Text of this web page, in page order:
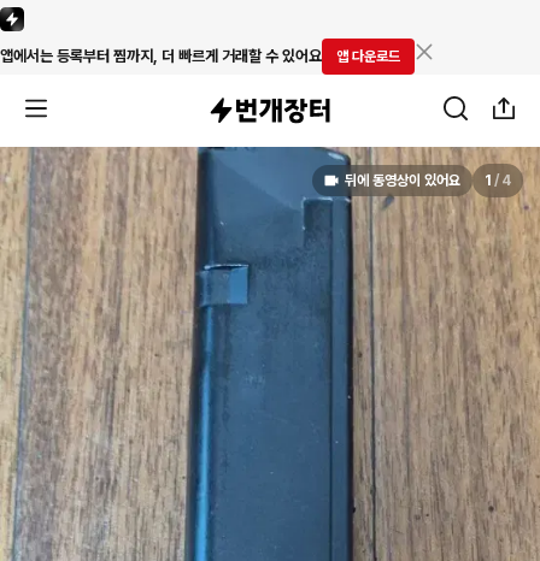
앱에서는 등록부터 찜까지, 더 빠르게 거래할 수 있어요 앱 다운로드
뒤에 동영상이 있어요 1 / 4